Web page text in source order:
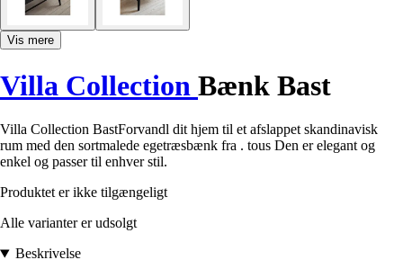
Vis mere
Villa Collection Bænk Bast
Villa Collection BastForvandl dit hjem til et afslappet skandinavisk
rum med den sortmalede egetræsbænk fra . tous Den er elegant og
enkel og passer til enhver stil.
Produktet er ikke tilgængeligt
Alle varianter er udsolgt
Beskrivelse